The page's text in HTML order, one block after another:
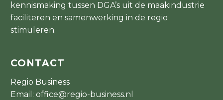
kennismaking tussen DGA’s uit de maakindustrie
faciliteren en samenwerking in de regio
stimuleren.
CONTACT
Regio Business
Email: office@regio-business.nl